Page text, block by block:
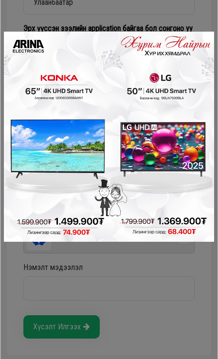
Эрх үүссэн зээлийн application байгаа бол сонгоно уу
Соно сонгодог зээл
PayOn - LeaseOn
NetPay - Шимтгэлгүй ав, хүүгүй төл
Pocket - урьдчилгаагүй, шимтгэлгүй
Нэмэлт мэдээлэл
Хүсэлт Илгээх